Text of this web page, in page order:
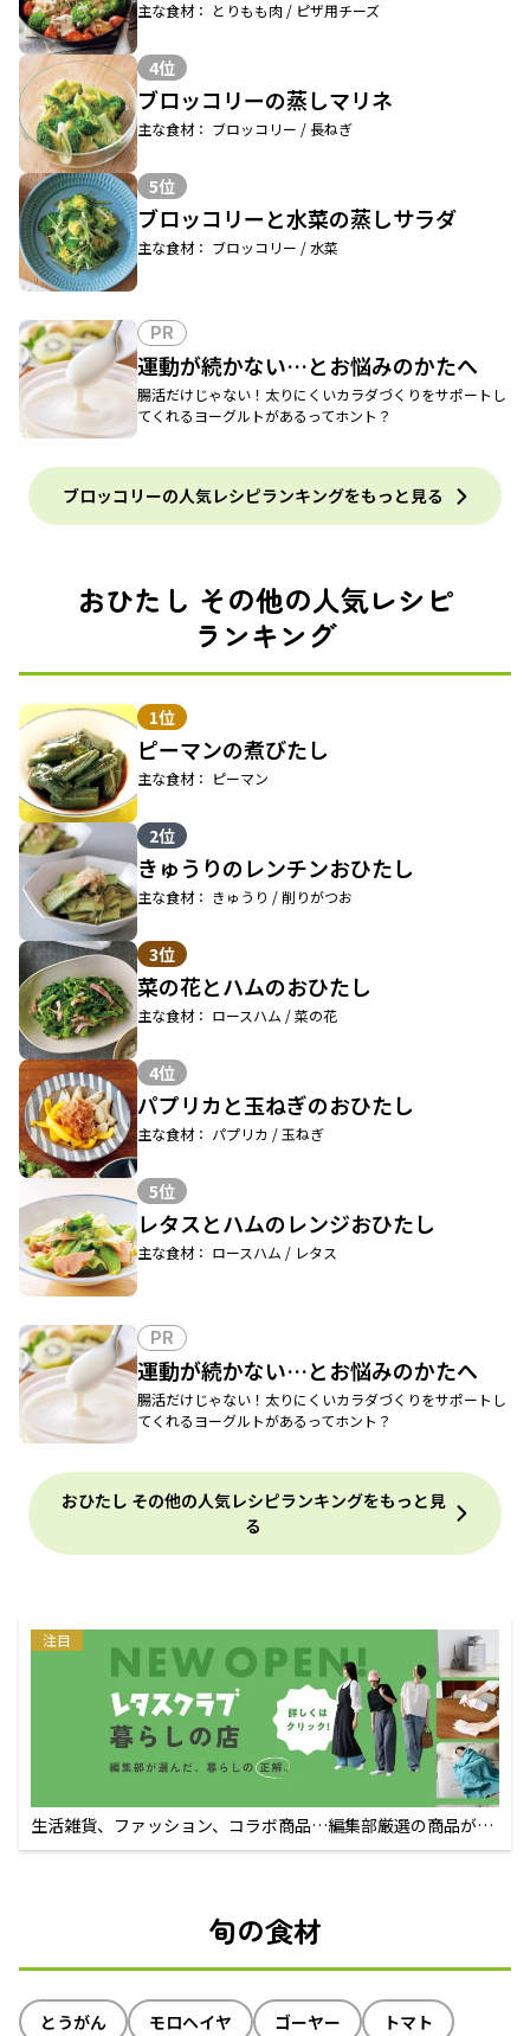
主な食材： とりもも肉 / ピザ用チーズ
4位
ブロッコリーの蒸しマリネ
主な食材： ブロッコリー / 長ねぎ
5位
ブロッコリーと水菜の蒸しサラダ
主な食材： ブロッコリー / 水菜
PR
運動が続かない…とお悩みのかたへ
腸活だけじゃない！太りにくいカラダづくりをサポートし
てくれるヨーグルトがあるってホント？
ブロッコリーの人気レシピランキングをもっと見る
おひたし その他の人気レシピ
ランキング
1位
ピーマンの煮びたし
主な食材： ピーマン
2位
きゅうりのレンチンおひたし
主な食材： きゅうり / 削りがつお
3位
菜の花とハムのおひたし
主な食材： ロースハム / 菜の花
4位
パプリカと玉ねぎのおひたし
主な食材： パプリカ / 玉ねぎ
5位
レタスとハムのレンジおひたし
主な食材： ロースハム / レタス
PR
運動が続かない…とお悩みのかたへ
腸活だけじゃない！太りにくいカラダづくりをサポートし
てくれるヨーグルトがあるってホント？
おひたし その他の人気レシピランキングをもっと見
る
注目
生活雑貨、ファッション、コラボ商品…編集部厳選の商品が買
えるECサイト
旬の食材
とうがん モロヘイヤ ゴーヤー
トマト